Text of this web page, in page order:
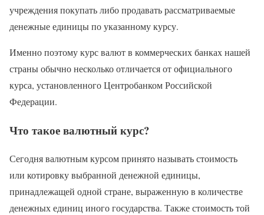
учреждения покупать либо продавать рассматриваемые
денежные единицы по указанному курсу.
Именно поэтому курс валют в коммерческих банках нашей
страны обычно несколько отличается от официального
курса, установленного Центробанком Российской
Федерации.
Что такое валютный курс?
Сегодня валютным курсом принято называть стоимость
или котировку выбранной денежной единицы,
принадлежащей одной стране, выраженную в количестве
денежных единиц иного государства. Также стоимость той